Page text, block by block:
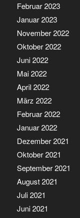
Februar 2023
Januar 2023
November 2022
Oktober 2022
Juni 2022
Mai 2022
April 2022
März 2022
Februar 2022
Januar 2022
Dezember 2021
Oktober 2021
September 2021
August 2021
Juli 2021
Juni 2021